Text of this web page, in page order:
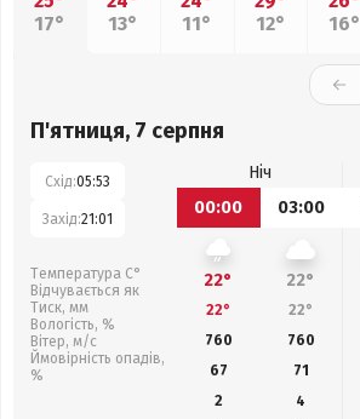
17°
13°
11°
12°
16°
П'ятниця, 7 серпня
Схід:05:53
Захід:21:01
Температура С°
Відчувається як
Тиск, мм
Вологість, %
Вітер, м/с
Ймовірність опадів,
%
Ніч
00:00
03:00
22° 22°
22° 22°
760
760
67
71
2
4